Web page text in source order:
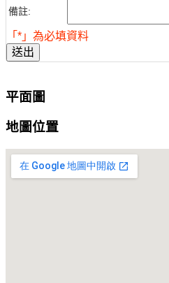
備註:
「*」為必填資料
送出
平面圖
地圖位置